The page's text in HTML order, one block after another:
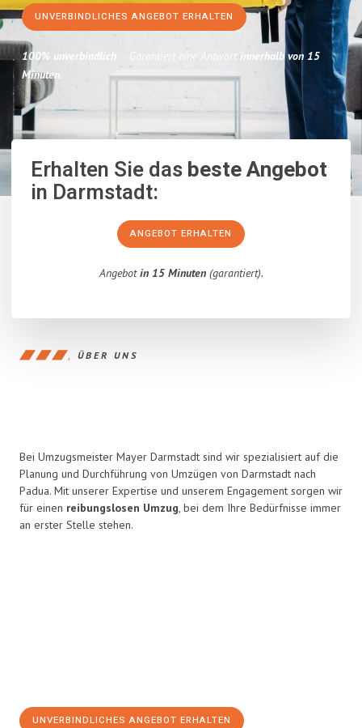
UNVERBINDLICHES ANGEBOT ERHALTEN
100% unverbindlich – Garantiert eine Antwort innerhalb von 15
Minuten.
Erhalten Sie dasbeste Angebot
in Darmstadt:
ANGEBOT ERHALTEN
Angebotin 15 Minuten(garantiert).
ÜBER UNS
Bei Umzugsmeister Mayer Darmstadt sind wir spezialisiert auf die
Planung und Durchführung von Umzügen von Darmstadt nach
Padua. Mit unserer Expertise und unserem Engagement sorgen wir
für einen reibungslosen Umzug, bei dem Ihre Bedürfnisse immer
an erster Stelle stehen.
UNVERBINDLICHES ANGEBOT ERHALTEN